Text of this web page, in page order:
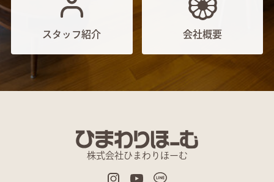
スタッフ紹介 会社概要
株式会社ひまわりほーむ